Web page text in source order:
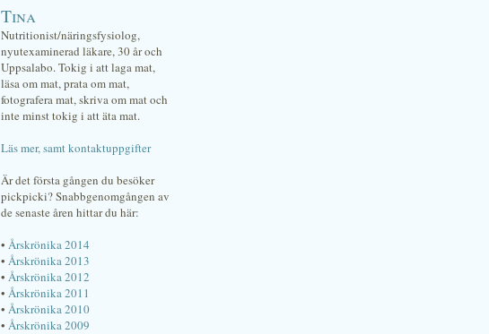
Tina
Nutritionist/näringsfysiolog,
nyutexaminerad läkare, 30 år och
Uppsalabo. Tokig i att laga mat,
läsa om mat, prata om mat,
fotografera mat, skriva om mat och
inte minst tokig i att äta mat.
Läs mer, samt kontaktuppgifter
Är det första gången du besöker
pickpicki? Snabbgenomgången av
de senaste åren hittar du här:
• Årskrönika 2014
• Årskrönika 2013
• Årskrönika 2012
• Årskrönika 2011
• Årskrönika 2010
• Årskrönika 2009